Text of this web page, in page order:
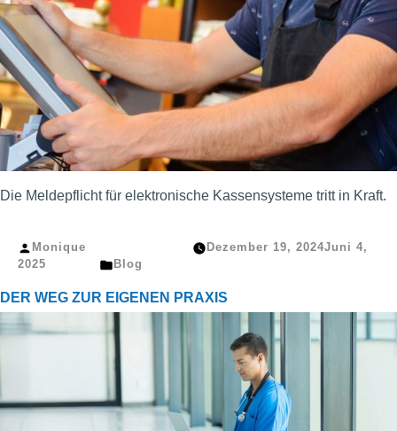
Die Meldepflicht für elektronische Kassensysteme tritt in Kraft.
Veröffentlicht
von
Monique Dezember 19, 2024Juni 4,
2025
Veröffentlicht
Blog
DER WEG ZUR EIGENEN PRAXIS